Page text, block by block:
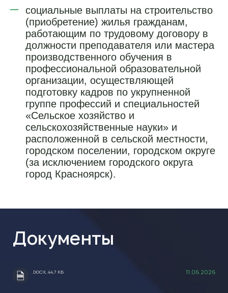
социальные выплаты на строительство
(приобретение) жилья гражданам,
работающим по трудовому договору в
должности преподавателя или мастера
производственного обучения в
профессиональной образовательной
организации, осуществляющей
подготовку кадров по укрупненной
группе профессий и специальностей
«Сельское хозяйство и
сельскохозяйственные науки» и
расположенной в сельской местности,
городском поселении, городском округе
(за исключением городского округа
город Красноярск).
Документы
.DOCX
.DOCX, 44,7 КБ 11.06.2026